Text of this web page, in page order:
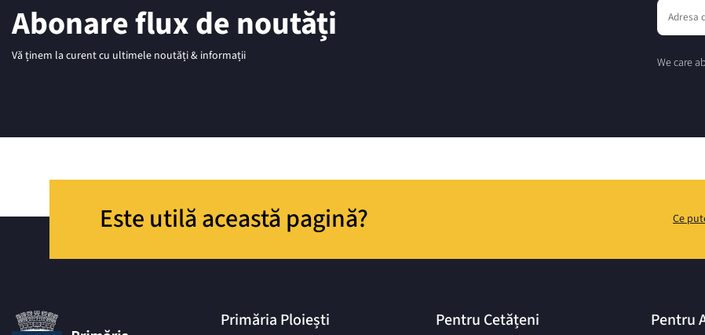
Abonare flux de noutăți
Vă ținem la curent cu ultimele noutăți & informații We care
Este utilă această pagină? Ce
Primăria Ploiești Pentru Cetățeni Pentru